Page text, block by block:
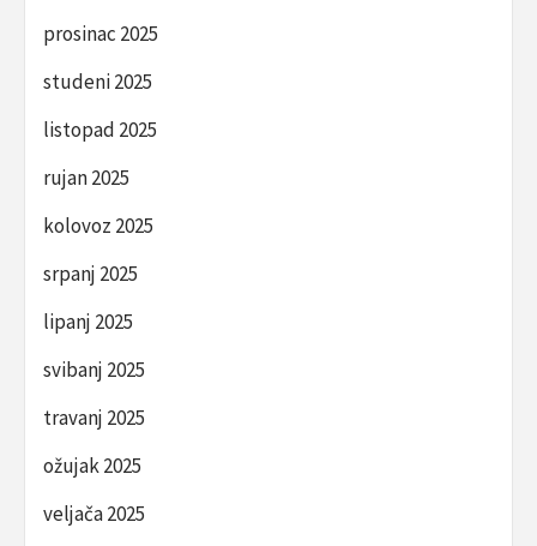
prosinac 2025
studeni 2025
listopad 2025
rujan 2025
kolovoz 2025
srpanj 2025
lipanj 2025
svibanj 2025
travanj 2025
ožujak 2025
veljača 2025